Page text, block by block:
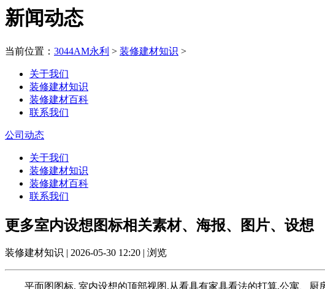
新闻动态
当前位置： 3044AM永利 > 装修建材知识 >
关于我们
装修建材知识
装修建材百科
联系我们
公司动态
关于我们
装修建材知识
装修建材百科
联系我们
更多室内设想图标相关素材、海报、图片、设想
装修建材知识 | 2026-05-30 12:20 | 浏览
平面图图标. 室内设想的顶部视图.从看具有家具看法的打算.公寓、厨